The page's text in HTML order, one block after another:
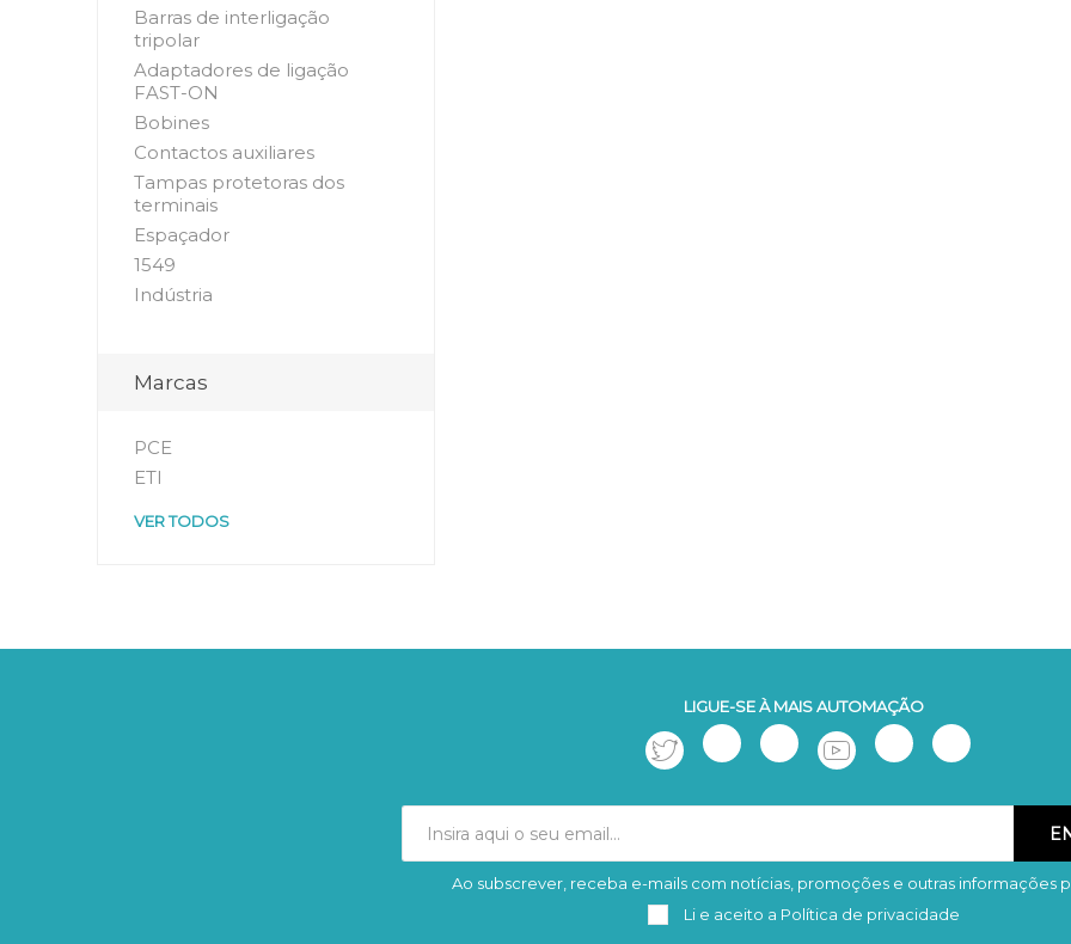
Barras de interligação
tripolar
Adaptadores de ligação
FAST-ON
Bobines
Contactos auxiliares
Tampas protetoras dos
terminais
Espaçador
1549
Indústria
Marcas
PCE
ETI
VER TODOS
LIGUE-SE À MAIS AUTOMAÇÃO
Subscrever Remover
Ao subscrever, receba e-mails com notícias, promoções e outras informações
Li e aceito a Política de privacidade